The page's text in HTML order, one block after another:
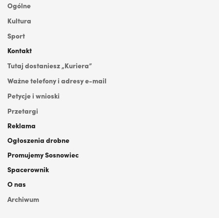
Ogólne
Kultura
Sport
Kontakt
Tutaj dostaniesz „Kuriera”
Ważne telefony i adresy e-mail
Petycje i wnioski
Przetargi
Reklama
Ogłoszenia drobne
Promujemy Sosnowiec
Spacerownik
O nas
Archiwum